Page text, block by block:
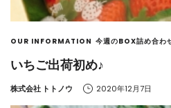
OUR INFORMATION 今週のBOX詰め合わ
いちご出荷初め♪
by
株式会社 トトノウ 2020年12月7日